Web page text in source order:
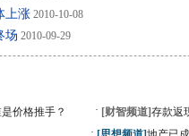
上涨 2010-10-08
场 2010-09-29
价格推手？ · [财智频道]存款返
·